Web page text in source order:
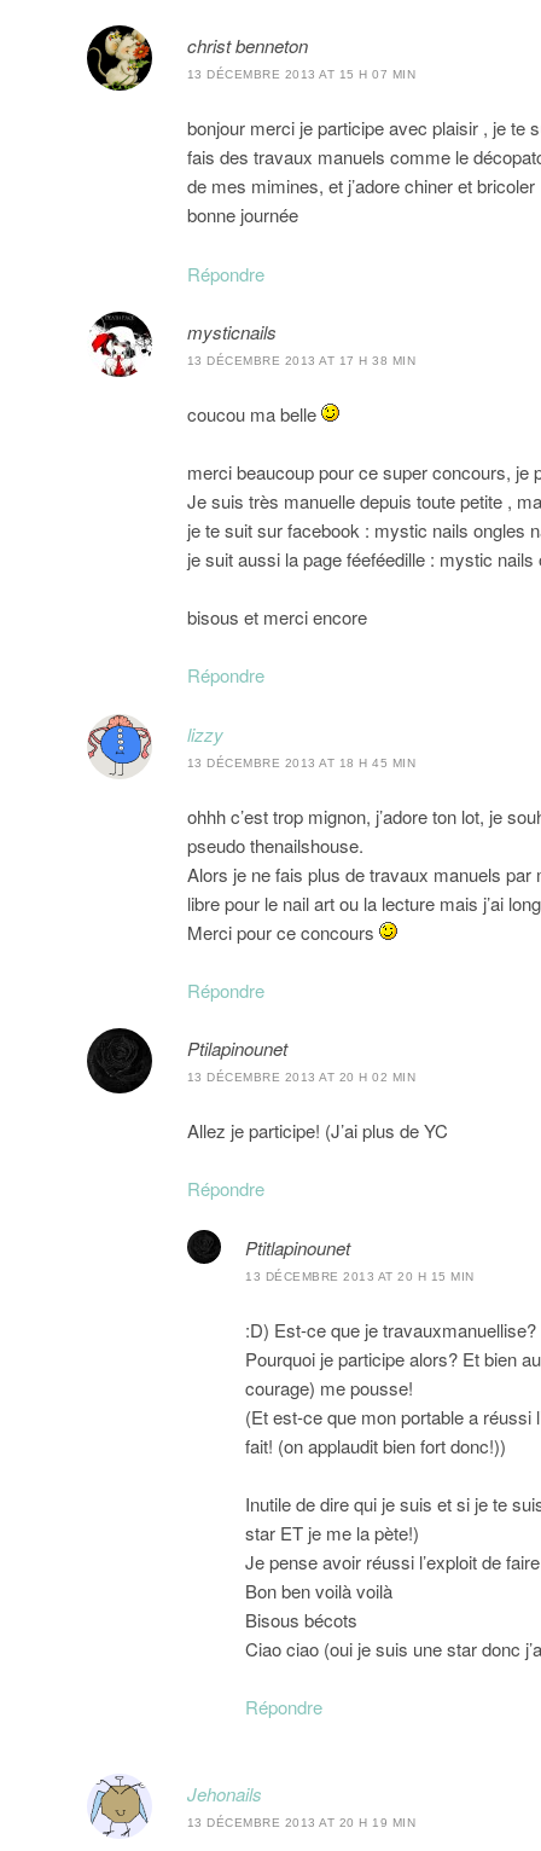
christ benneton
13 DÉCEMBRE 2013 AT 15 H 07 MIN
bonjour merci je participe avec plaisir , je te
fais des travaux manuels comme le
de mes mimines, et j’adore chiner et
bonne journée
Répondre
mysticnails
13 DÉCEMBRE 2013 AT 17 H 38 MIN
coucou ma belle
merci beaucoup pour ce super concours, je
Je suis très manuelle depuis toute petite ,
je te suit sur facebook : mystic nails ongles
je suit aussi la page féeféedille : mystic nails
bisous et merci encore
Répondre
lizzy
13 DÉCEMBRE 2013 AT 18 H 45 MIN
ohhh c’est trop mignon, j’adore ton lot, je
pseudo thenailshouse.
Alors je ne fais plus de travaux manuels par
libre pour le nail art ou la lecture mais j’ai
Merci pour ce concours
Répondre
Ptilapinounet
13 DÉCEMBRE 2013 AT 20 H 02 MIN
Allez je participe! (J’ai plus de YC
Répondre
Ptitlapinounet
13 DÉCEMBRE 2013 AT 20 H 15 MIN
:D) Est-ce que je
Pourquoi je participe alors? Et bien
courage) me pousse!
(Et est-ce que mon portable a réussi
fait! (on applaudit bien fort donc!))
Inutile de dire qui je suis et si je te
star ET je me la pète!)
Je pense avoir réussi l’exploit de
Bon ben voilà voilà
Bisous bécots
Ciao ciao (oui je suis une star donc
Répondre
Jehonails
13 DÉCEMBRE 2013 AT 20 H 19 MIN